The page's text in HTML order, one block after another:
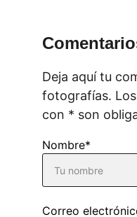
Deja aquí tu
fotografías.
con * son
Nombre*
Correo